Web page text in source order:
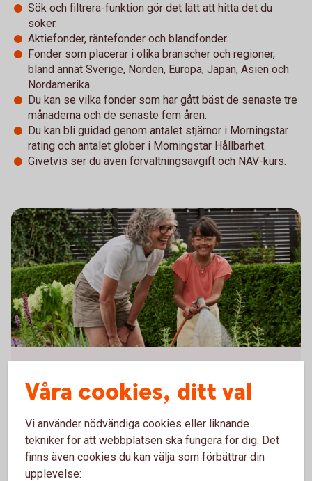
Sök och filtrera-funktion gör det lätt att hitta det du
söker.
Aktiefonder, räntefonder och blandfonder.
Fonder som placerar i olika branscher och regioner,
bland annat Sverige, Norden, Europa, Japan, Asien och
Nordamerika.
Du kan se vilka fonder som har gått bäst de senaste tre
månaderna och de senaste fem åren.
Du kan bli guidad genom antalet stjärnor i Morningstar
rating och antalet glober i Morningstar Hållbarhet.
Givetvis ser du även förvaltningsavgift och NAV-kurs.
Hållbarhet i fonderna vi säljer
I fondlistan kan du filtrera på "fonder med särskilda
hållbarhetskriterier" och få fram fonderna som
uppfyller våra hållbarhetskrav. De ska bland annat ha
ett integrerat hållbarhetsarbete där man både väljer
bort men även aktivt väljer in bolag ur ett
Våra cookies, ditt val
Vi använder nödvändiga cookies eller liknande
tekniker för att webbplatsen ska fungera för dig. Det
finns även cookies du kan välja som förbättrar din
upplevelse: